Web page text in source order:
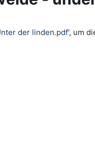
der linden.pdf', um